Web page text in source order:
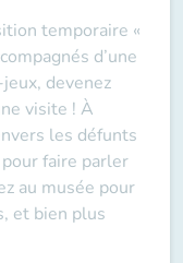
temporaire «
d’une
devenez
visite ! À
les défunts
faire parler
au musée pour
et bien plus